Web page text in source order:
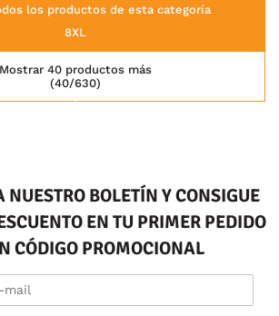
los productos de esta categoría
8XL
(40/630)
Mostrar 40 productos más
NUESTRO BOLETÍN Y CONSIGUE
EN TU PRIMER PEDIDO
CÓDIGO PROMOCIONAL